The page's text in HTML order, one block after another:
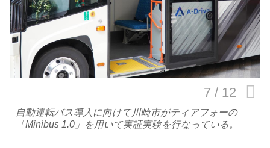
ライフスタイル
テクノロジー
このメディアについて
運営会社
自動運転バス導入に向けて川崎市がティアフォーの
「Minibus 1.0」を用いて実証実験を行なっている。